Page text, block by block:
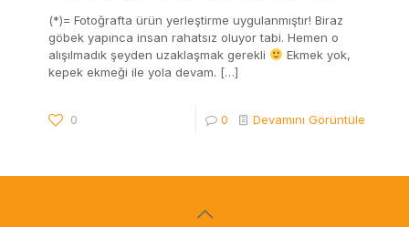
(*)= Fotoğrafta ürün yerleştirme uygulanmıştır! Biraz
göbek yapınca insan rahatsız oluyor tabi. Hemen o
alışılmadık şeyden uzaklaşmak gerekli
Ekmek yok,
kepek ekmeği ile yola devam. […]
0 0 Devamını Görüntüle